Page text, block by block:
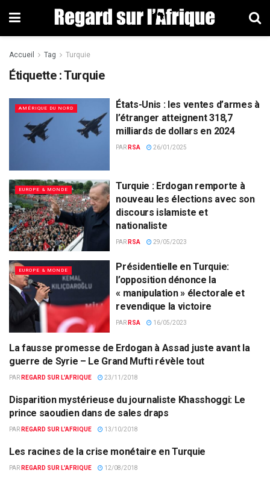
Accueil Tag Turquie
Étiquette : Turquie
AMÉRIQUE DU NORD
États-Unis : les ventes d’armes à
l’étranger atteignent 318,7
milliards de dollars en 2024
PAR RSA 26/01/2025
EUROPE & MONDE
Turquie : Erdogan remporte à
nouveau les élections avec son
discours islamiste et
nationaliste
PAR RSA 29/05/2023
EUROPE & MONDE
Présidentielle en Turquie:
l’opposition dénonce la
« manipulation » électorale et
revendique la victoire
PAR RSA 16/05/2023
EUROPE & MONDE
La fausse promesse de Erdogan à Assad juste avant la
guerre de Syrie – Le Grand Mufti révèle tout
PAR REGARD SUR L'AFRIQUE 23/11/2018
ACTUALITÉS PAR PAYS
Disparition mystérieuse du journaliste Khasshoggi: Le
prince saoudien dans de sales draps
PAR REGARD SUR L'AFRIQUE 13/10/2018
COMMERCE
Les racines de la crise monétaire en Turquie
PAR REGARD SUR L'AFRIQUE 12/08/2018